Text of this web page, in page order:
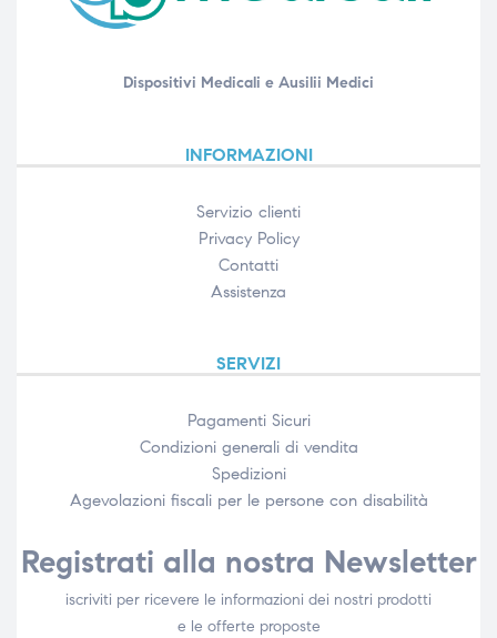
Dispositivi Medicali e Ausilii Medici
INFORMAZIONI
Servizio clienti
Privacy Policy
Contatti
Assistenza
SERVIZI
Pagamenti Sicuri
Condizioni generali di vendita
Spedizioni
Agevolazioni fiscali per le persone con disabilità​
Registrati alla nostra Newsletter
iscriviti per ricevere le informazioni dei nostri prodotti
e le offerte proposte